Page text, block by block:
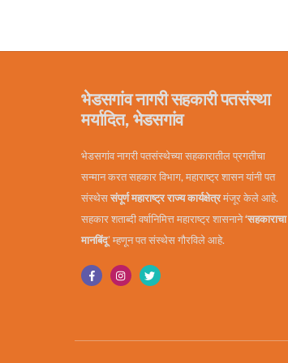
भेडसगांव नागरी सहकारी पतसंस्था
मर्यादित, भेडसगांव
भेडसगांव नागरी पतसंस्थेच्या सहकारातील प्रगतीचा
सन्मान करत सहकार विभाग, महाराष्ट्र शासन यांनी पत
संस्थेससंपूर्ण महाराष्ट्र राज्य कार्यक्षेत्रमंजूर केले आहे.
सहकार शताब्दी वर्षानिमित्त महाराष्ट्र शासनाने‘सहकाराचा
मानबिंदू’ म्हणून पत संस्थेस गौरविले आहे.